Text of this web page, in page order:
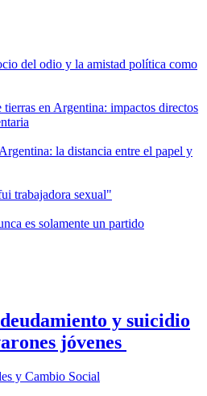
del odio y la amistad política como
en Argentina: impactos directos
la distancia entre el papel y
trabajadora sexual"
es solamente un partido
y suicidio
jóvenes
y Cambio Social